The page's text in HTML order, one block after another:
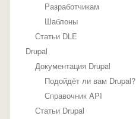
Разработчикам
Шаблоны
Статьи DLE
Drupal
Документация Drupal
Подойдёт ли вам Drupal?
Справочник API
Статьи Drupal